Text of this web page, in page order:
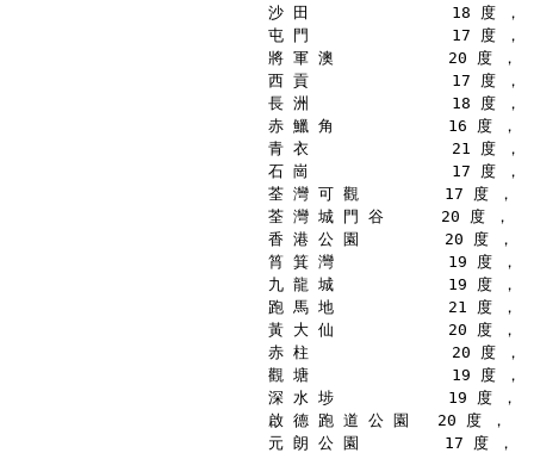
沙 田               18 度 ，
屯 門               17 度 ，
將 軍 澳            20 度 ，
西 貢               17 度 ，
長 洲               18 度 ，
赤 鱲 角            16 度 ，
青 衣               21 度 ，
石 崗               17 度 ，
荃 灣 可 觀         17 度 ，
荃 灣 城 門 谷      20 度 ，
香 港 公 園         20 度 ，
筲 箕 灣            19 度 ，
九 龍 城            19 度 ，
跑 馬 地            21 度 ，
黃 大 仙            20 度 ，
赤 柱               20 度 ，
觀 塘               19 度 ，
深 水 埗            19 度 ，
啟 德 跑 道 公 園   20 度 ，
元 朗 公 園         17 度 ，